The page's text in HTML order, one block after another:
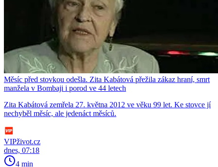
Měsíc před stovkou odešla. Zita Kabátová přežila zákaz hraní, smrt
manžela v Bombaji i porod ve 44 letech
Zita Kabátová zemřela 27. května 2012 ve věku 99 let. Ke stovce jí
nechyběl měsíc, ale jedenáct měsíců.
VIPživot.cz
dnes, 07:18
4 min